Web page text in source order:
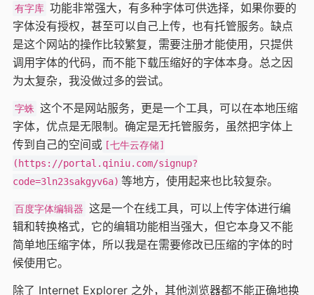
有字库 功能非常强大，有多种字体可供选择，如果你要的
字体没有授权，甚至可以自己上传，也有托管服务。缺点
是这个网站的操作比较繁复，需要注册才能使用，只提供
调用字体的代码，而不能下载压缩好的字体本身。总之因
为太复杂，我没做过多的尝试。
字蛛 这个不是网站服务，更是一个工具，可以在本地压缩
字体，优点是无限制。确定是无托管服务，虽然把字体上
传到自己的空间或 [七牛云存储]
(https://portal.qiniu.com/signup?
code=3ln23sakgyv6a) 等地方，使用起来也比较复杂。
百度字体编辑器 这是一个在线工具，可以上传字体进行编
辑和转换格式，它的编辑功能相当强大，但它本身又不能
简单地压缩字体，所以我是在需要修改已压缩的字体的时
候使用它。
除了 Internet Explorer 之外，其他浏览器都不能正确地换